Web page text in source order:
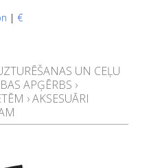
| €
UN CEĻU
APĢĒRBS ›
›AKSESUĀRI